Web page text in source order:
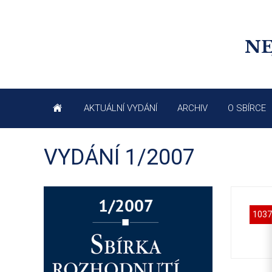
AKTUÁLNÍ VYDÁNÍ ARCHIV O SBÍRCE
VYDÁNÍ 1/2007